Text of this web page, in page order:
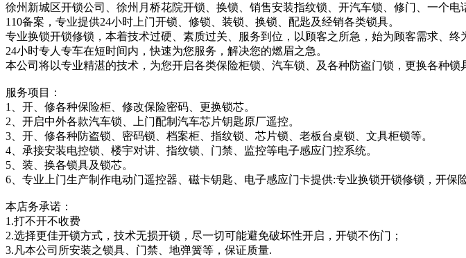
徐州新城区开锁公司、徐州月桥花院开锁、换锁、销售安装指纹锁、开汽车锁、修门、一个
110备案，专业提供24小时上门开锁、修锁、装锁、换锁、配匙及经销各类锁具。
专业换锁开锁修锁，本着技术过硬、素质过关、服务到位，以顾客之所急，始为顾客需求、终
24小时专人专车在短时间内，快速为您服务，解决您的燃眉之急。
本公司将以专业精湛的技术，为您开启各类保险柜锁、汽车锁、及各种防盗门锁，更换各种锁
服务项目：
1、开、修各种保险柜、修改保险密码、更换锁芯。
2、开启中外各款汽车锁、上门配制汽车芯片钥匙原厂遥控。
3、开、修各种防盗锁、密码锁、档案柜、指纹锁、芯片锁、老板台桌锁、文具柜锁等。
4、承接安装电控锁、楼宇对讲、指纹锁、门禁、监控等电子感应门控系统。
5、装、换各锁具及锁芯。
6、专业上门生产制作电动门遥控器、磁卡钥匙、电子感应门卡提供:专业换锁开锁修锁，开保
本店务承诺：
1.打不开不收费
2.选择更佳开锁方式，技术无损开锁，尽一切可能避免破坏性开启，开锁不伤门；
3.凡本公司所安装之锁具、门禁、地弹簧等，保证质量.